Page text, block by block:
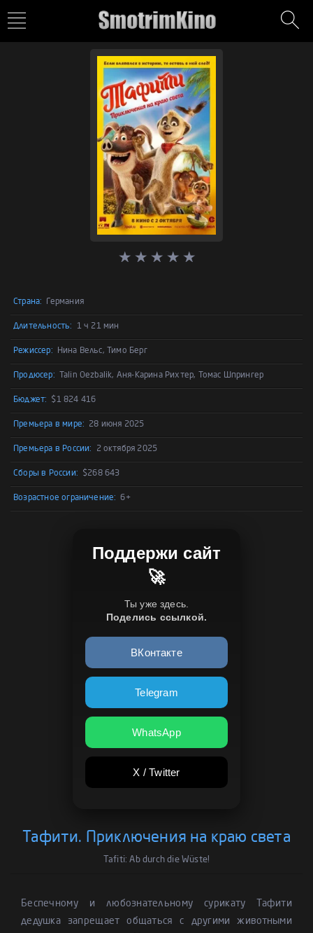
Страна: Германия
Длительность: 1 ч 21 мин
Режиссер: Нина Вельс, Тимо Берг
Продюсер: Talin Oezbalik, Аня-Карина Рихтер, Томас Шпрингер
Бюджет: $1 824 416
Премьера в мире: 28 июня 2025
Премьера в России: 2 октября 2025
Сборы в России: $268 643
Возрастное ограничение: 6+
Поддержи сайт
🚀
Ты уже здесь.
Поделись ссылкой.
ВКонтакте
Telegram
WhatsApp
X / Twitter
Тафити. Приключения на краю света
Tafiti: Ab durch die Wüste!
Беспечному и любознательному сурикату Тафити
дедушка запрещает общаться с другими животными